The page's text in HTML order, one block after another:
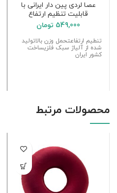
عصا لردی پین دار ایرانی با
قابلیت تنظیم ارتفاع
549,000 تومان
تنطیم ارتفاعتحمل وزن بالاتولید
شده از آلیاژ سبک فلزیساخت
کشور ایران
محصولات مرتبط